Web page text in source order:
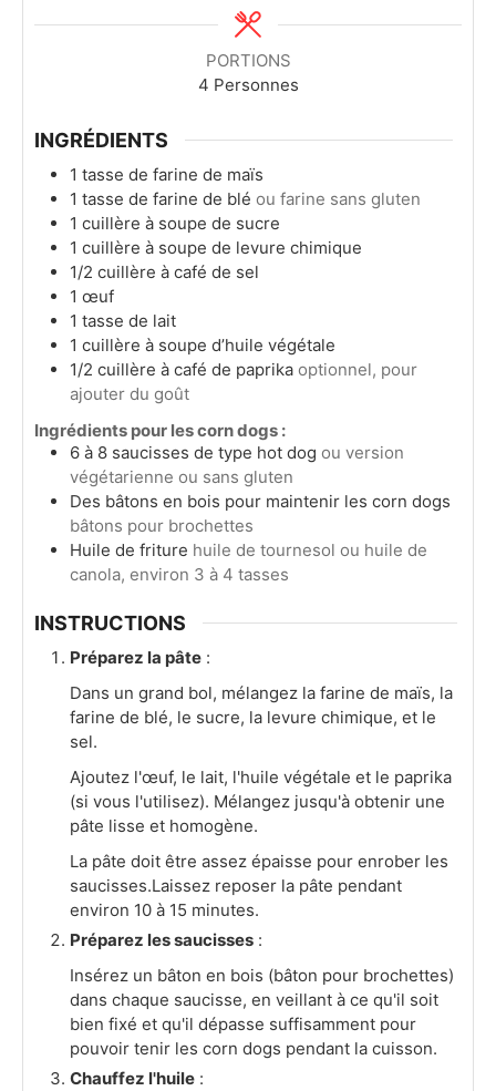
PORTIONS
4 Personnes
INGRÉDIENTS
1 tasse de farine de maïs
1 tasse de farine de blé ou farine sans gluten
1 cuillère à soupe de sucre
1 cuillère à soupe de levure chimique
1/2 cuillère à café de sel
1 œuf
1 tasse de lait
1 cuillère à soupe d’huile végétale
1/2 cuillère à café de paprika optionnel, pour
ajouter du goût
Ingrédients pour les corn dogs :
6 à 8 saucisses de type hot dog ou version
végétarienne ou sans gluten
Des bâtons en bois pour maintenir les corn dogs
bâtons pour brochettes
Huile de friture huile de tournesol ou huile de
canola, environ 3 à 4 tasses
INSTRUCTIONS
Préparez la pâte :
Dans un grand bol, mélangez la farine de maïs, la
farine de blé, le sucre, la levure chimique, et le
sel.
Ajoutez l'œuf, le lait, l'huile végétale et le paprika
(si vous l'utilisez). Mélangez jusqu'à obtenir une
pâte lisse et homogène.
La pâte doit être assez épaisse pour enrober les
saucisses.Laissez reposer la pâte pendant
environ 10 à 15 minutes.
Préparez les saucisses :
Insérez un bâton en bois (bâton pour brochettes)
dans chaque saucisse, en veillant à ce qu'il soit
bien fixé et qu'il dépasse suffisamment pour
pouvoir tenir les corn dogs pendant la cuisson.
Chauffez l'huile :